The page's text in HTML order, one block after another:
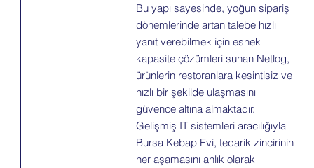
Bu yapı sayesinde, yoğun sipariş
dönemlerinde artan talebe hızlı
yanıt verebilmek için esnek
kapasite çözümleri sunan Netlog,
ürünlerin restoranlara kesintisiz ve
hızlı bir şekilde ulaşmasını
güvence altına almaktadır.
Gelişmiş IT sistemleri aracılığıyla
Bursa Kebap Evi, tedarik zincirinin
her aşamasını anlık olarak